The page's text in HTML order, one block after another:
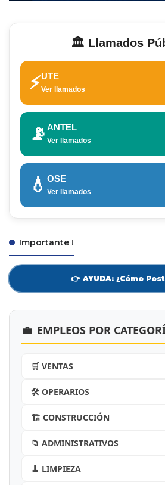
🏛️ Llamados
⚡UTE
Ver llamados
📡 ANTEL
Ver llamados
💧 OSE
Ver llamados
Importante !
👉 AYUDA: ¿Cómo
💼 EMPLEOS POR
🛒 VENTAS
🛠️ OPERARIOS
🏗️ CONSTRUCCIÓN
📁 ADMINISTRATIVOS
🧹 LIMPIEZA